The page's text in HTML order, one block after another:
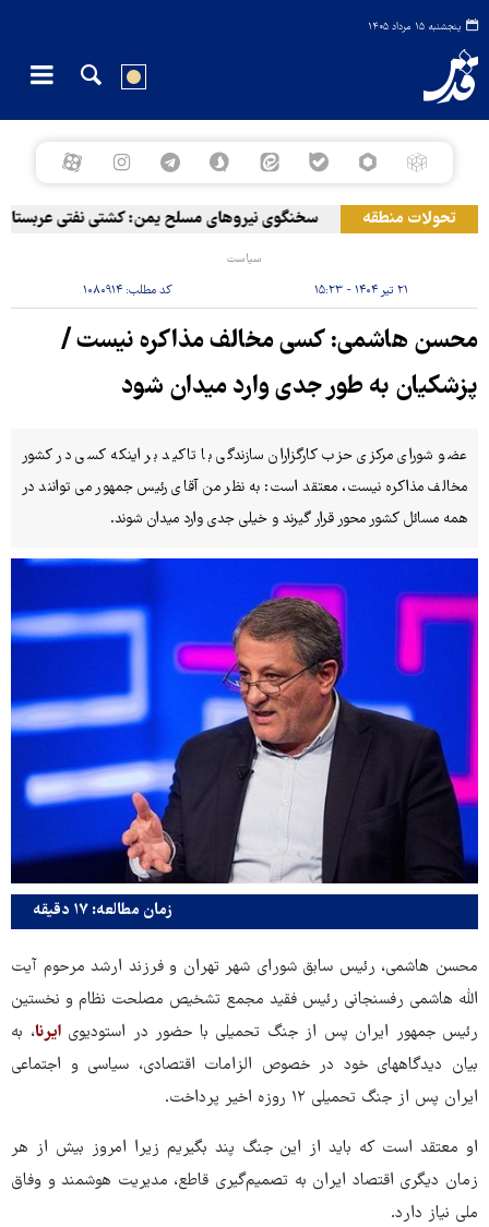
پنجشنبه ۱۵ مرداد ۱۴۰۵
تحولات منطقه سخنگوی نیروهای مسلح یمن: کشتی نفتی عربستان را
سیاست
۲۱ تیر ۱۴۰۴ - ۱۵:۲۳ کد مطلب: ۱۰۸۰۹۱۴
محسن هاشمی: کسی مخالف مذاکره نیست /
پزشکیان به طور جدی وارد میدان شود
عضو شورای مرکزی حزب کارگزاران سازندگی با تاکید بر اینکه کسی در کشور
مخالف مذاکره نیست، معتقد است: به نظر من آقای رئیس جمهور می توانند در
همه مسائل کشور محور قرار گیرند و خیلی جدی وارد میدان شوند.
زمان مطالعه: ۱۷ دقیقه
محسن هاشمی، رئیس سابق شورای شهر تهران و فرزند ارشد مرحوم آیت
الله هاشمی رفسنجانی رئیس فقید مجمع تشخیص مصلحت نظام و نخستین
رئیس جمهور ایران پس از جنگ تحمیلی با حضور در استودیویایرنا، به
بیان دیدگاههای خود در خصوص الزامات اقتصادی، سیاسی و اجتماعی
ایران پس از جنگ تحمیلی ۱۲ روزه اخیر پرداخت.
او معتقد است که باید از این جنگ پند بگیریم زیرا امروز بیش از هر
زمان دیگری اقتصاد ایران به تصمیم‌گیری قاطع، مدیریت هوشمند و وفاق
ملی نیاز دارد.